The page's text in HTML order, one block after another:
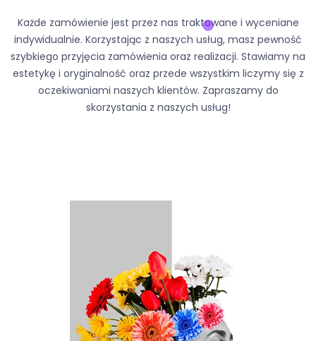
Każde zamówienie jest przez nas traktowane i wyceniane
indywidualnie. Korzystając z naszych usług, masz pewność
szybkiego przyjęcia zamówienia oraz realizacji. Stawiamy na
estetykę i oryginalność oraz przede wszystkim liczymy się z
oczekiwaniami naszych klientów. Zapraszamy do
skorzystania z naszych usług!